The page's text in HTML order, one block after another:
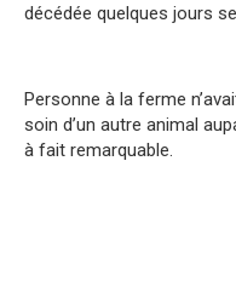
décédée quelques jours
Personne à la ferme
soin d’un autre animal
à fait remarquable.